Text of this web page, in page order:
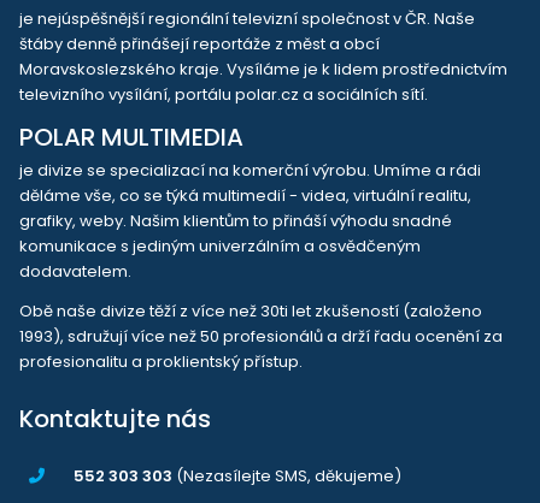
je nejúspěšnější regionální televizní společnost v ČR. Naše
štáby denně přinášejí reportáže z měst a obcí
Moravskoslezského kraje. Vysíláme je k lidem prostřednictvím
televizního vysílání, portálu polar.cz a sociálních sítí.
POLAR MULTIMEDIA
je divize se specializací na komerční výrobu. Umíme a rádi
děláme vše, co se týká multimedií - videa, virtuální realitu,
grafiky, weby. Našim klientům to přináší výhodu snadné
komunikace s jediným univerzálním a osvědčeným
dodavatelem.
Obě naše divize těží z více než 30ti let zkušeností (založeno
1993), sdružují více než 50 profesionálů a drží řadu ocenění za
profesionalitu a proklientský přístup.
Kontaktujte nás
552 303 303 (Nezasílejte SMS, děkujeme)